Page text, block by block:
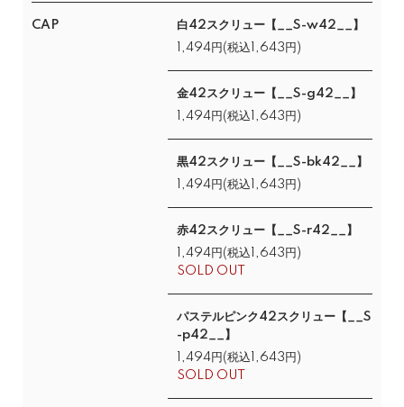
CAP
白42スクリュー【__S-w42__】
1,494円(税込1,643円)
金42スクリュー【__S-g42__】
1,494円(税込1,643円)
黒42スクリュー【__S-bk42__】
1,494円(税込1,643円)
赤42スクリュー【__S-r42__】
1,494円(税込1,643円)
SOLD OUT
パステルピンク42スクリュー【__S
-p42__】
1,494円(税込1,643円)
SOLD OUT